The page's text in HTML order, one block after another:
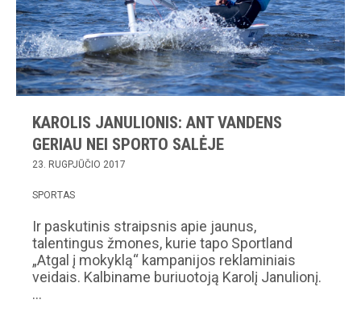
KAROLIS JANULIONIS: ANT VANDENS
GERIAU NEI SPORTO SALĖJE
23. RUGPJŪČIO 2017
SPORTAS
Ir paskutinis straipsnis apie jaunus,
talentingus žmones, kurie tapo Sportland
„Atgal į mokyklą“ kampanijos reklaminiais
veidais. Kalbiname buriuotoją Karolį Janulionį.
…